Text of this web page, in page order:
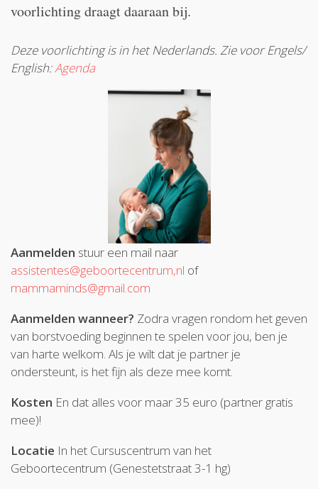
voorlichting draagt daaraan bij.
Deze voorlichting is in het Nederlands. Zie voor Engels/
English:Agenda
Aanmelden stuur een mail naar
assistentes@geboortecentrum,nl of
mammaminds@gmail.com
Aanmelden wanneer? Zodra vragen rondom het geven
van borstvoeding beginnen te spelen voor jou, ben je
van harte welkom. Als je wilt dat je partner je
ondersteunt, is het fijn als deze mee komt.
Kosten En dat alles voor maar 35 euro (partner gratis
mee)!
Locatie In het Cursuscentrum van het
Geboortecentrum (Genestetstraat 3-1 hg)